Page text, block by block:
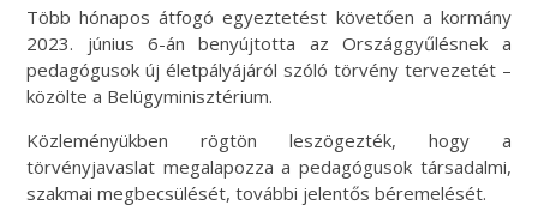
Több hónapos átfogó egyeztetést követően a kormány
2023. június 6-án benyújtotta az Országgyűlésnek a
pedagógusok új életpályájáról szóló törvény tervezetét –
közölte a Belügyminisztérium.
Közleményükben rögtön leszögezték, hogy a
törvényjavaslat megalapozza a pedagógusok társadalmi,
szakmai megbecsülését, további jelentős béremelését.